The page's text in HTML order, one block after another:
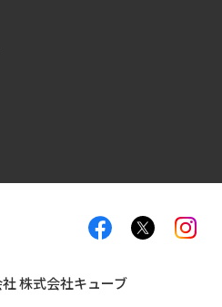
株式会社キューブ